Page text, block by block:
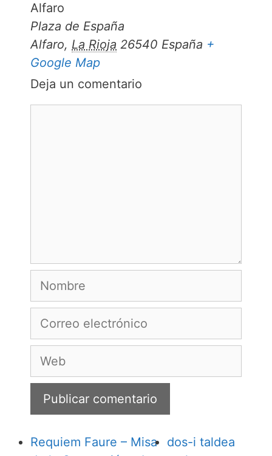
Alfaro
Plaza de España
Alfaro, La Rioja 26540 España +
Google Map
Deja un comentario
Nombre
Correo
Web
Requiem Faure – Misa
dos-i taldea